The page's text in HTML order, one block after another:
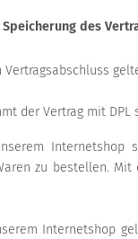
des
Vertragsabschluss
der Vertrag mit DPL
Internetshop
zu bestellen.
Internetshop